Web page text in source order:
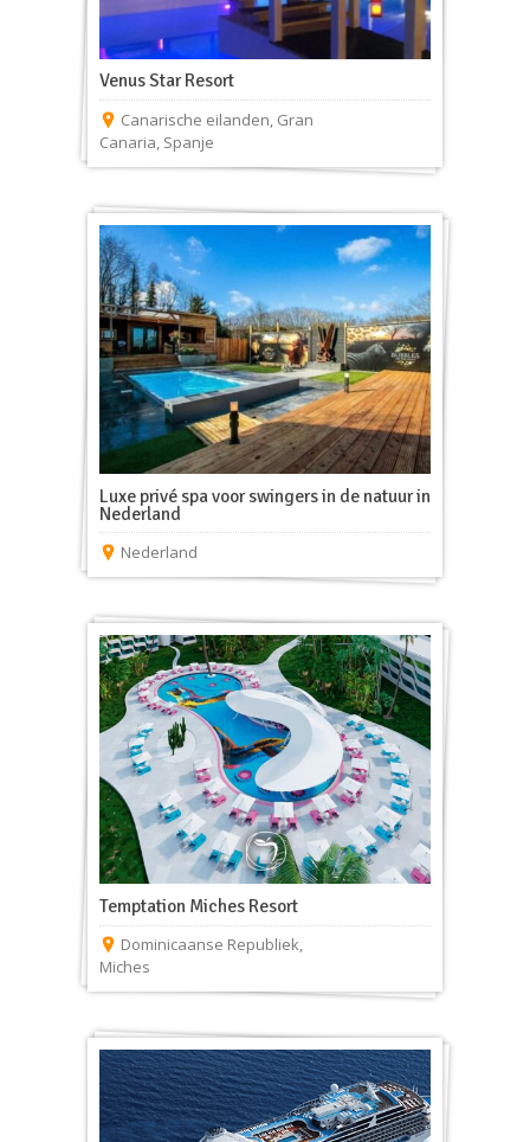
Venus Star Resort
Canarische eilanden Gran
Canaria Spanje
Luxe privé spa voor swingers in de natuur in
Nederland
Nederland
Temptation Miches Resort
Dominicaanse Republiek,
Miches